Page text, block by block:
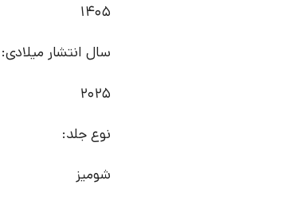
1405
سال انتشار میلادی:
2025
نوع جلد:
شومیز